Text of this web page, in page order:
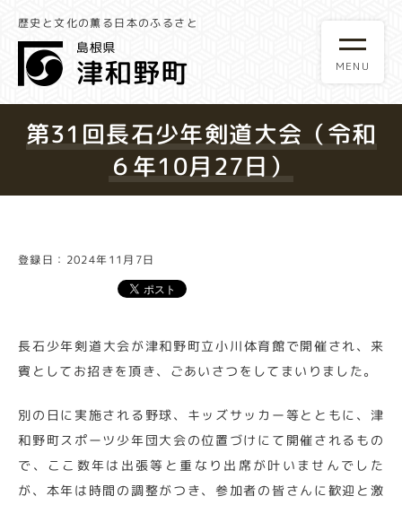
歴史と文化の薫る日本のふるさと
第31回長石少年剣道大会（令和
６年10月27日）
登録日：2024年11月7日
長石少年剣道大会が津和野町立小川体育館で開催され、来
賓としてお招きを頂き、ごあいさつをしてまいりました。
別の日に実施される野球、キッズサッカー等とともに、津
和野町スポーツ少年団大会の位置づけにて開催されるもの
で、ここ数年は出張等と重なり出席が叶いませんでした
が、本年は時間の調整がつき、参加者の皆さんに歓迎と激